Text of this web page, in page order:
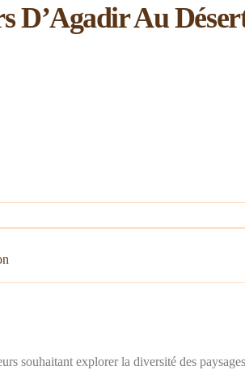
D’Agadir Au
souhaitant explorer la diversité des